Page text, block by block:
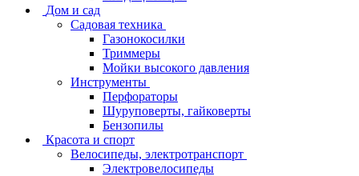
Дом и сад
Садовая техника
Газонокосилки
Триммеры
Мойки высокого давления
Инструменты
Перфораторы
Шуруповерты, гайковерты
Бензопилы
Красота и спорт
Велосипеды, электротранспорт
Электровелосипеды